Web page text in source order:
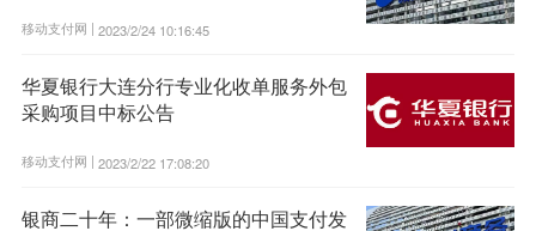
移动支付网 | 2023/2/24 10:16:45
华夏银行大连分行专业化收单服务外包
采购项目中标公告
移动支付网 | 2023/2/22 17:08:20
银商二十年：一部微缩版的中国支付发